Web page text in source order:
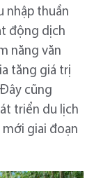
nhập thuần
động dịch
năng văn
tăng giá trị
cũng
triển du lịch
giai đoạn